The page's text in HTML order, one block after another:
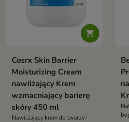

Cosrx Skin Barrier
Moisturizing Cream
nawilżający Krem
wzmacniający barierę
skóry 450 ml
Nawilżający krem do twarzy i